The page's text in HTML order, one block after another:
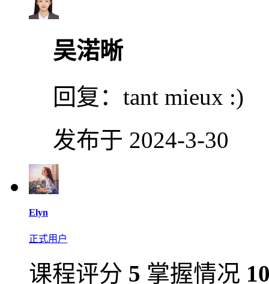
吴渃晰
回复： tant mieux :)
发布于 2024-3-30
Elyn
正式用户
课程评分 5 掌握情况